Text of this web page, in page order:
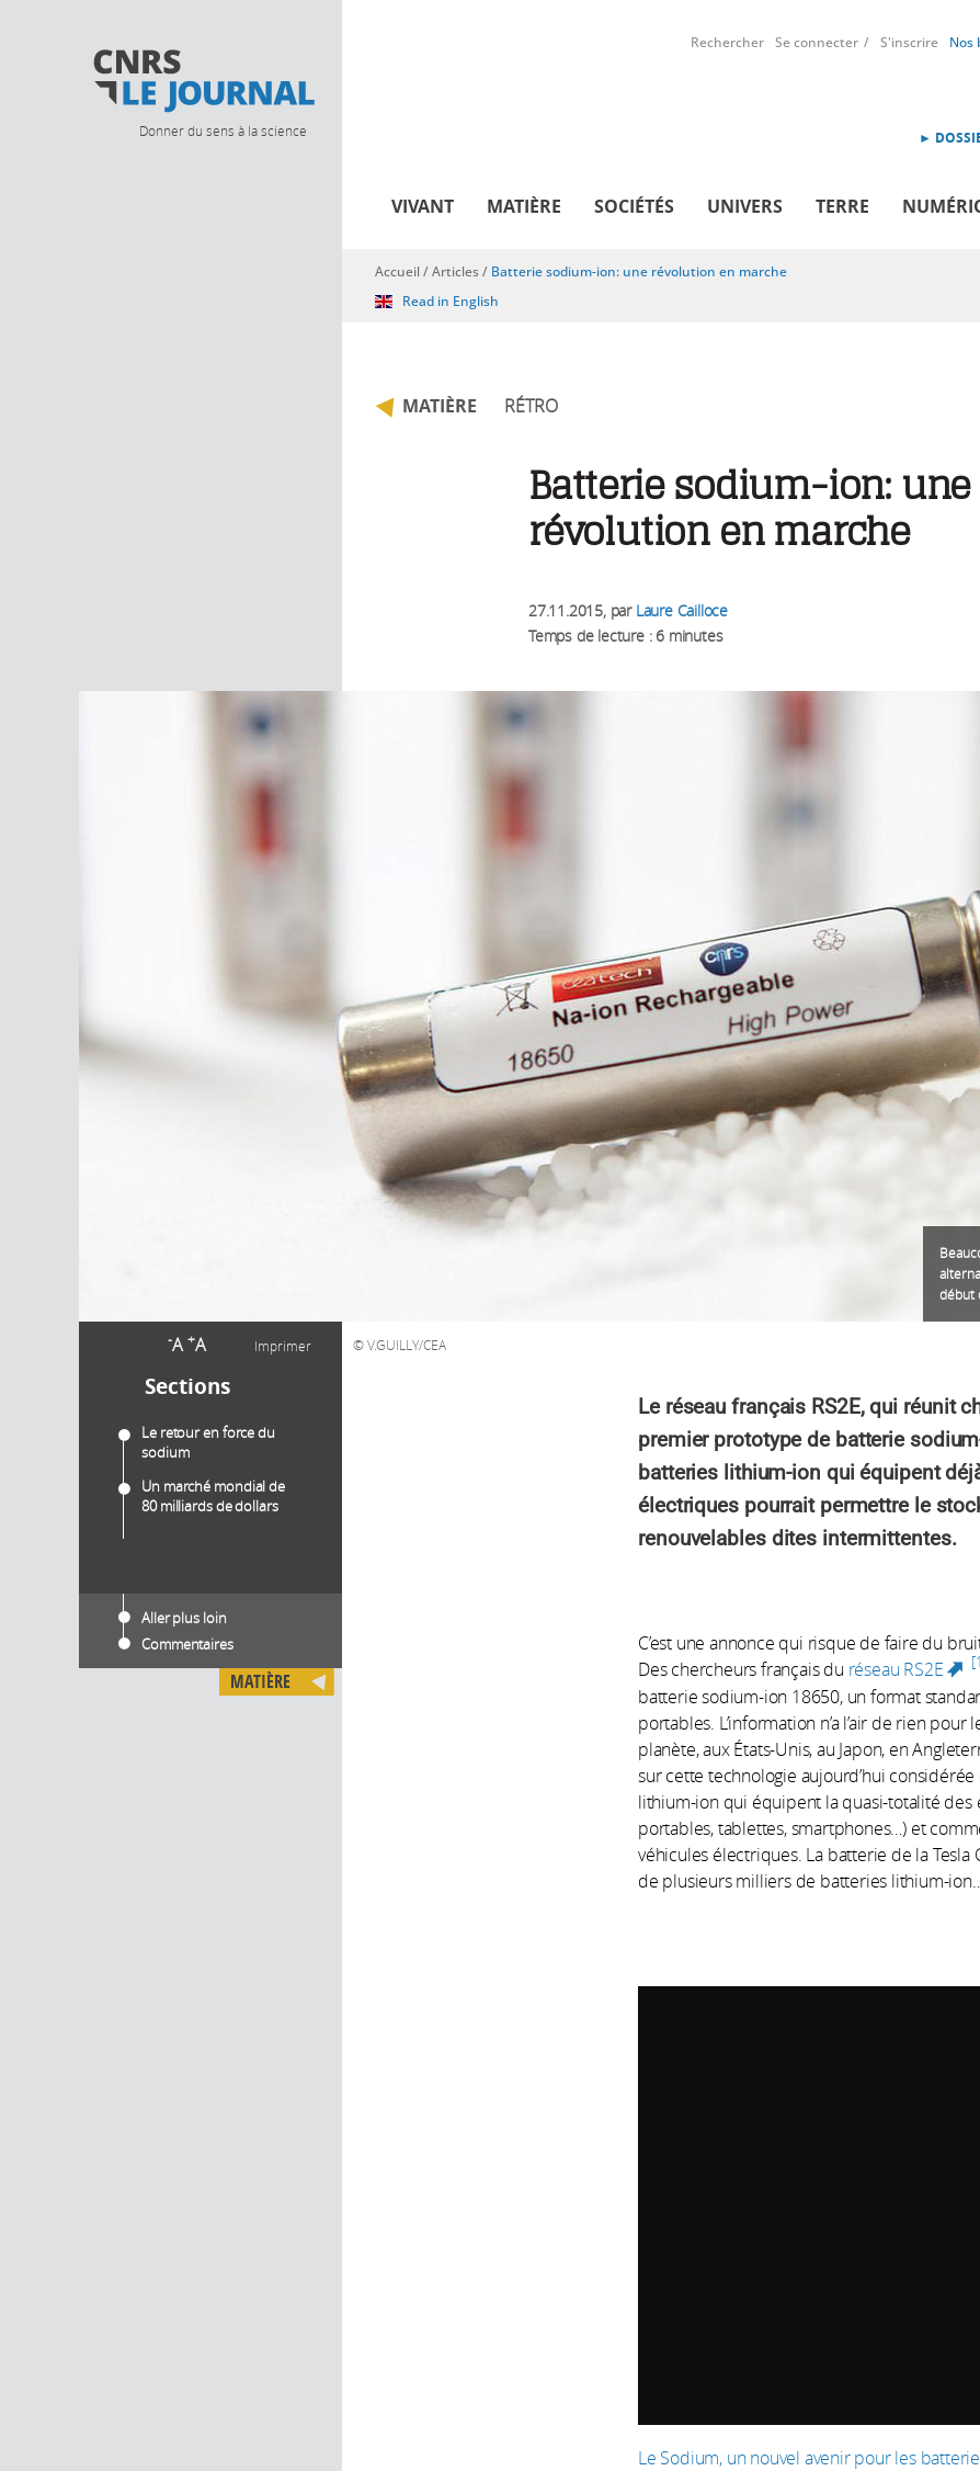
Donner du sens à la science
Rechercher Se connecter S'inscrire Nos
►
VIVANT MATIÈRE SOCIÉTÉS UNIVERS TERRE
-A +A Imprimer
Sections
Le retour en force du
sodium
Un marché mondial de
80 milliards de dollars
Aller plus loin
Commentaires
MATIÈRE
Vous êtes ici
Accueil/Articles/ Batterie sodium-ion: une révolution en marche
Read in English
MATIÈRE RÉTRO
Batterie sodium-ion: une
révolution en marche
27.11.2015, par Laure Cailloce
Temps de lecture : 6 minutes
début
V.GUILLY/CEA
Le réseau français RS2E, qui réunit
premier prototype de batterie
batteries lithium-ion qui équipent
électriques pourrait permettre le
renouvelables dites intermittentes.
C’est une annonce qui risque de faire du
Des chercheurs français du réseau RS2E 1
batterie sodium-ion 18650, un format
portables. L’information n’a l’air de rien
planète, aux États-Unis, au Japon, en
sur cette technologie aujourd’hui
lithium-ion qui équipent la quasi-totalité
portables, tablettes, smartphones…) et
véhicules électriques. La batterie de la Tesla
de plusieurs milliers de batteries lithium-
Le Sodium, un nouvel avenir pour les